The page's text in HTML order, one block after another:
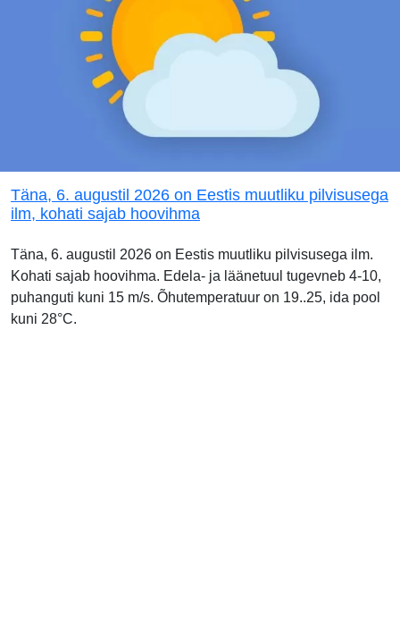
Täna, 6. augustil 2026 on Eestis muutliku pilvisusega
ilm, kohati sajab hoovihma
Täna, 6. augustil 2026 on Eestis muutliku pilvisusega ilm.
Kohati sajab hoovihma. Edela- ja läänetuul tugevneb 4-10,
puhanguti kuni 15 m/s. Õhutemperatuur on 19..25, ida pool
kuni 28°C.